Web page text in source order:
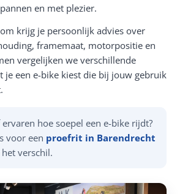
en met plezier.
krijg je persoonlijk advies over
framemaat, motorpositie en
vergelijken we verschillende
je een e-bike kiest die bij jouw gebruik
hoe soepel een e-bike rijdt?
voor een proefrit in Barendrecht
verschil.